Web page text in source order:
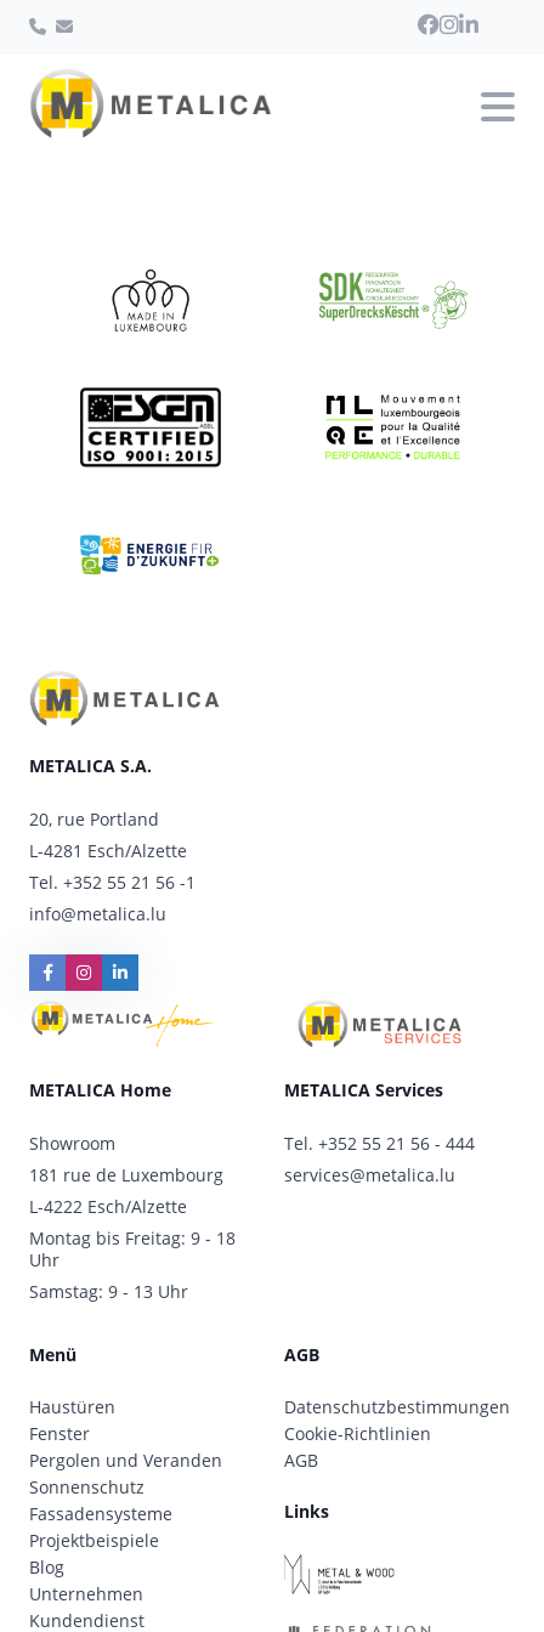
METALICA S.A.
20, rue Portland
L-4281 Esch/Alzette
Tel. +352 55 21 56 -1
info@metalica.lu
METALICA Home
Showroom
181 rue de Luxembourg
L-4222 Esch/Alzette
Montag bis Freitag: 9 - 18
Uhr
Samstag: 9 - 13 Uhr
METALICA Services
Tel. +352 55 21 56 - 444
services@metalica.lu
Menü
Haustüren
Fenster
Pergolen und Veranden
Sonnenschutz
Fassadensysteme
Projektbeispiele
Blog
Unternehmen
Kundendienst
AGB
Datenschutzbestimmungen
Cookie-Richtlinien
AGB
Links